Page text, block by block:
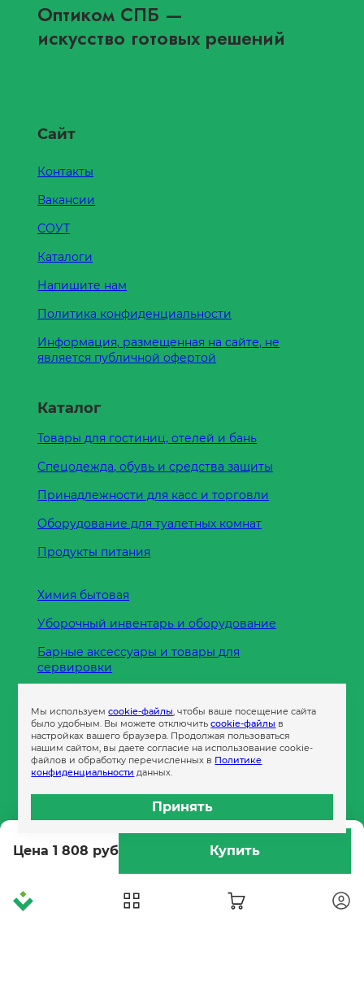
Цена 1 808 руб Купить
Оптиком СПБ —
искусство готовых решений
Сайт
Контакты
Вакансии
СОУТ
Каталоги
Напишите нам
Политика конфиденциальности
Информация, размещенная на сайте, не
является публичной офертой
Каталог
Товары для гостиниц, отелей и бань
Спецодежда, обувь и средства защиты
Принадлежности для касс и торговли
Оборудование для туалетных комнат
Продукты питания
Химия бытовая
Уборочный инвентарь и оборудование
Барные аксессуары и товары для
сервировки
Пленка
Пакеты и сумки
Контейнеры
Бумага офисная
Гигиеническая продукция
Мы используемcookie-файлы, чтобы ваше посещение сайта
было удобным. Вы можете отключитьcookie-файлы в
настройках вашего браузера. Продолжая пользоваться
нашим сайтом, вы даете согласие на использование cookie-
файлов и обработку перечисленных в Политике
конфиденциальности данных.
Принять